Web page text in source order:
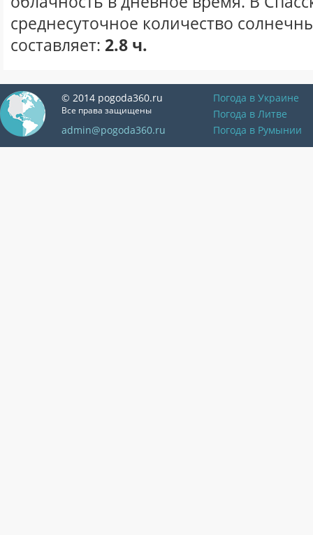
среднесуточное количество
составляет: 2.8 ч.
© 2014 pogoda360.ru
Все права защищены
admin@pogoda360.ru
Погода в Украине
Погода в Литве
Погода в Румынии